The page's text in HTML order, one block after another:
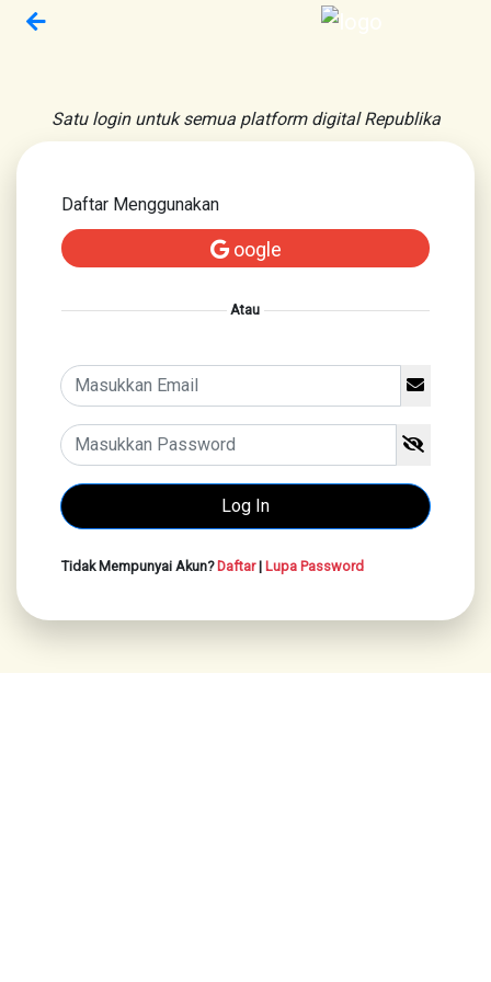
Satu login untuk semua platform digital Republika
Daftar Menggunakan
oogle
Atau
Tidak Mempunyai Akun?Daftar| Lupa Password